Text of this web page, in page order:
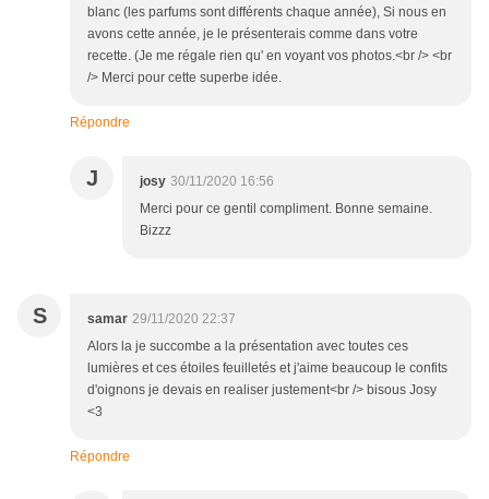
blanc (les parfums sont différents chaque année), Si nous en
avons cette année, je le présenterais comme dans votre
recette. (Je me régale rien qu' en voyant vos photos.<br /> <br
/> Merci pour cette superbe idée.
Répondre
J josy 30/11/2020 16:56
Merci pour ce gentil compliment. Bonne semaine.
Bizzz
S samar 29/11/2020 22:37
Alors la je succombe a la présentation avec toutes ces
lumières et ces étoiles feuilletés et j'aime beaucoup le confits
d'oignons je devais en realiser justement<br /> bisous Josy
<3
Répondre